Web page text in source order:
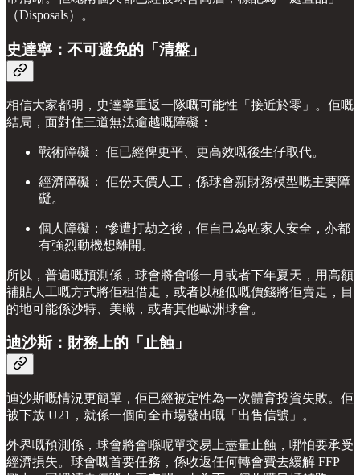
（Disposals）。
史達寧：不可避免的「清盤」
相信大家都明，史達寧重返一隊嘅可能性「接近於零」。佢嘅
結局，面對住三道無法逾越嘅障礙：
戰術障礙： 佢已經俾更平、更高效嘅後生仔取代。
經濟障礙： 佢份天價人工，係球會新財務模型嘅主要障
礙。
個人障礙： 慘遭打劫之後，佢自己為咗家人安全，亦都
有強烈動機想離開。
所以，普遍嘅預測係，球會將會喺一月或者下年夏天，用高額
補貼人工嘅方式將佢租借走，或者以極低嘅價錢將佢賣走，目
的地可能係沙特、美職，或者其他歐洲球會。
迪沙斯：財務上的「止蝕」
迪沙斯嘅情況更簡單，佢已經被定性為一次體育投資失敗。佢
被下放 U21，就係一個向全市場發出嘅「出售信號」。
外界嘅預測係，球會將會喺呢單交易上盡量止蝕，哪怕要承受
經濟損失。球會嘅首要任務，係收返任何轉會費去緩解 FFP